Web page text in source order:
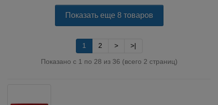
Показать еще 8 товаров
1 2 > >|
Показано с 1 по 28 из 36 (всего 2 страниц)